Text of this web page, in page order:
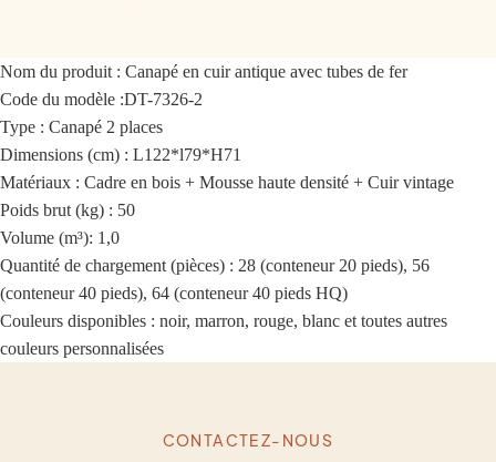
Nom du produit : Canapé en cuir antique avec tubes de fer
Code du modèle :DT-7326-2
Type : Canapé 2 places
Dimensions (cm) : L122*l79*H71
Matériaux : Cadre en bois + Mousse haute densité + Cuir vintage
Poids brut (kg) : 50
Volume (m³): 1,0
Quantité de chargement (pièces) : 28 (conteneur 20 pieds), 56
(conteneur 40 pieds), 64 (conteneur 40 pieds HQ)
Couleurs disponibles : noir, marron, rouge, blanc et toutes autres
couleurs personnalisées
CONTACTEZ-NOUS